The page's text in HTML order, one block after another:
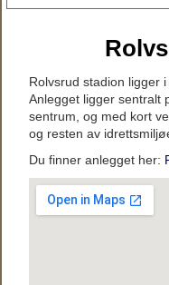
Rolvsrud stadion ligger
Anlegget ligger sentralt
sentrum, og med kort
og resten av
Du finner anlegget her: